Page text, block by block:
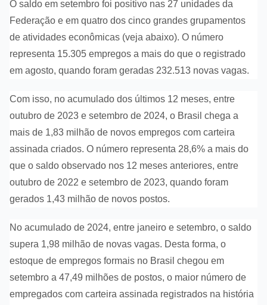
O saldo em setembro foi positivo nas 27 unidades da
Federação e em quatro dos cinco grandes grupamentos
de atividades econômicas (veja abaixo). O número
representa 15.305 empregos a mais do que o registrado
em agosto, quando foram geradas 232.513 novas vagas.
Com isso, no acumulado dos últimos 12 meses, entre
outubro de 2023 e setembro de 2024, o Brasil chega a
mais de 1,83 milhão de novos empregos com carteira
assinada criados. O número representa 28,6% a mais do
que o saldo observado nos 12 meses anteriores, entre
outubro de 2022 e setembro de 2023, quando foram
gerados 1,43 milhão de novos postos.
No acumulado de 2024, entre janeiro e setembro, o saldo
supera 1,98 milhão de novas vagas. Desta forma, o
estoque de empregos formais no Brasil chegou em
setembro a 47,49 milhões de postos, o maior número de
empregados com carteira assinada registrados na história